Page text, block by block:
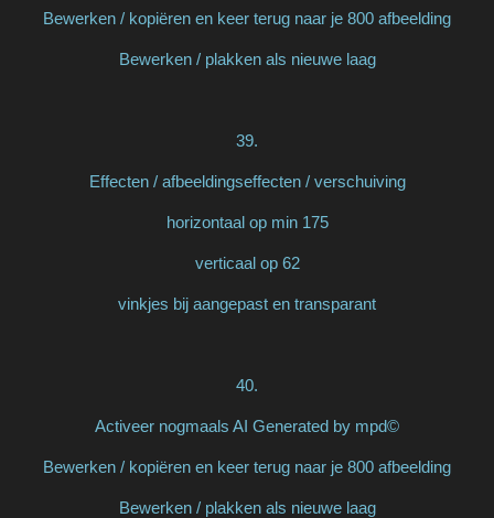
Bewerken / kopiëren en keer terug naar je 800 afbeelding
Bewerken / plakken als nieuwe laag
39.
Effecten / afbeeldingseffecten / verschuiving
horizontaal op min 175
verticaal op 62
vinkjes bij aangepast en transparant
40.
Activeer nogmaals AI Generated by mpd©
Bewerken / kopiëren en keer terug naar je 800 afbeelding
Bewerken / plakken als nieuwe laag